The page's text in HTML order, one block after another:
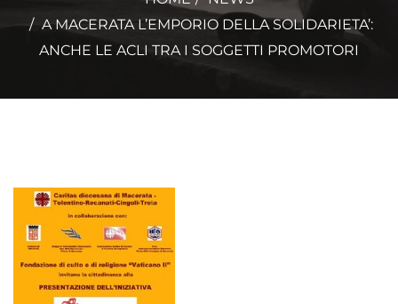
A MACERATA L’EMPORIO DELLA SOLIDARIETA’:
ANCHE LE ACLI TRA I SOGGETTI PROMOTORI